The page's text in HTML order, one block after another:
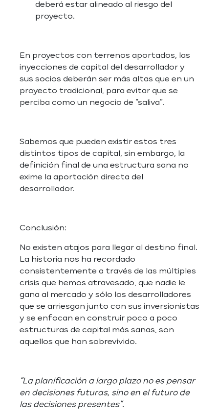
deberá estar alineado al riesgo del
proyecto.
En proyectos con terrenos aportados, las
inyecciones de capital del desarrollador y
sus socios deberán ser más altas que en un
proyecto tradicional, para evitar que se
perciba como un negocio de “saliva”.
Sabemos que pueden existir estos tres
distintos tipos de capital, sin embargo, la
definición final de una estructura sana no
exime la aportación directa del
desarrollador.
Conclusión:
No existen atajos para llegar al destino final.
La historia nos ha recordado
consistentemente a través de las múltiples
crisis que hemos atravesado, que nadie le
gana al mercado y sólo los desarrolladores
que se arriesgan junto con sus inversionistas
y se enfocan en construir poco a poco
estructuras de capital más sanas, son
aquellos que han sobrevivido.
“La planificación a largo plazo no es pensar
en decisiones futuras, sino en el futuro de
las decisiones presentes”.